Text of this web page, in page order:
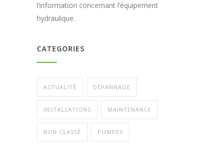
l’information concernant l’équipement
hydraulique.
CATEGORIES
ACTUALITÉ DÉPANNAGE
INSTALLATIONS MAINTENANCE
NON CLASSÉ POMPES